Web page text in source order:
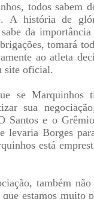
todos sabem
A história de
sabe da
tomará
ao atleta
site oficial.
se Marquinhos
sua
Santos e o
levaria Borges
está
também
estamos muito